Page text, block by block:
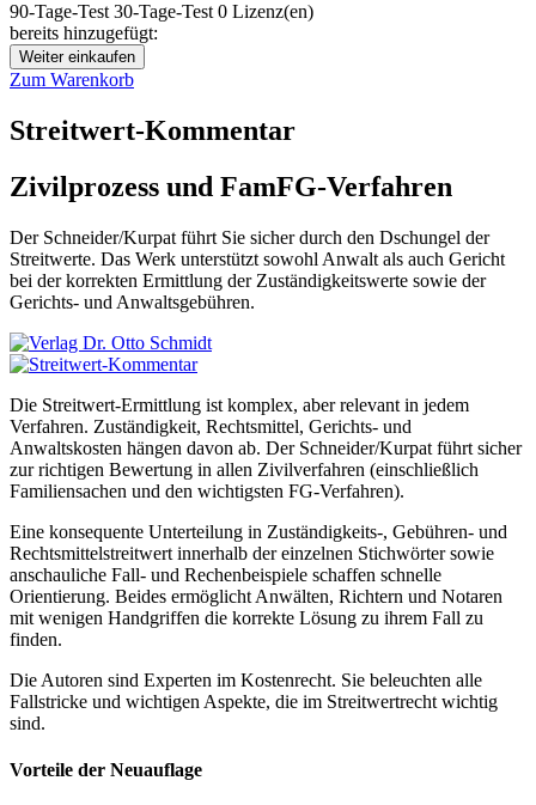
90-Tage-Test 30-Tage-Test 0 Lizenz(en)
bereits hinzugefügt:
Weiter einkaufen
Zum Warenkorb
Streitwert-Kommentar
Zivilprozess und FamFG-Verfahren
Der Schneider/Kurpat führt Sie sicher durch den Dschungel der
Streitwerte. Das Werk unterstützt sowohl Anwalt als auch Gericht
bei der korrekten Ermittlung der Zuständigkeitswerte sowie der
Gerichts- und Anwaltsgebühren.
Die Streitwert-Ermittlung ist komplex, aber relevant in jedem
Verfahren. Zuständigkeit, Rechtsmittel, Gerichts- und
Anwaltskosten hängen davon ab. Der Schneider/Kurpat führt sicher
zur richtigen Bewertung in allen Zivilverfahren (einschließlich
Familiensachen und den wichtigsten FG-Verfahren).
Eine konsequente Unterteilung in Zuständigkeits-, Gebühren- und
Rechtsmittelstreitwert innerhalb der einzelnen Stichwörter sowie
anschauliche Fall- und Rechenbeispiele schaffen schnelle
Orientierung. Beides ermöglicht Anwälten, Richtern und Notaren
mit wenigen Handgriffen die korrekte Lösung zu ihrem Fall zu
finden.
Die Autoren sind Experten im Kostenrecht. Sie beleuchten alle
Fallstricke und wichtigen Aspekte, die im Streitwertrecht wichtig
sind.
Vorteile der Neuauflage